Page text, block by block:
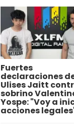
Fuertes
declaraciones
Ulises Jaitt
sobrino
Yospe: "Voy a
acciones